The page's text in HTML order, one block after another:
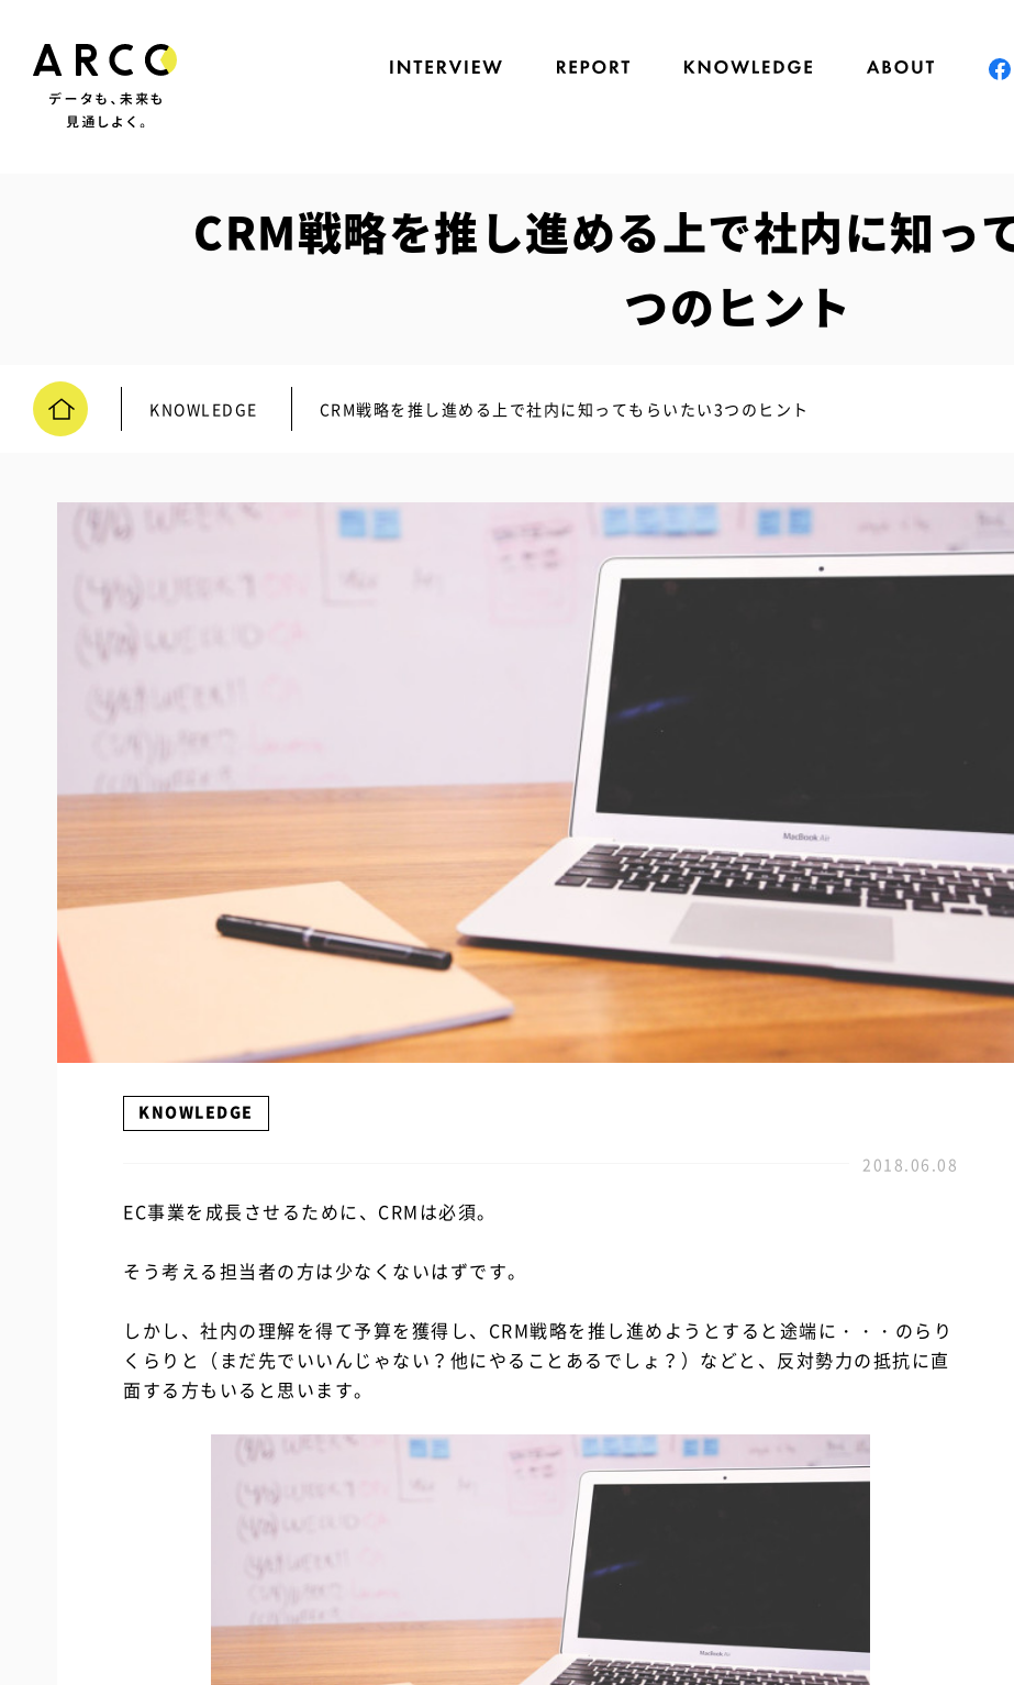
CRM戦略を推し進める上で社内に知っ
つのヒント
KNOWLEDGE CRM戦略を推し進める上で社内に知ってもらいたい3つのヒント
KNOWLEDGE
2018.06.08
EC事業を成長させるために、CRMは必須。
そう考える担当者の方は少なくないはずです。
しかし、社内の理解を得て予算を獲得し、CRM戦略を推し進めようとすると途端に・・・のらり
くらりと（まだ先でいいんじゃない？他にやることあるでしょ？）などと、反対勢力の抵抗に直
面する方もいると思います。